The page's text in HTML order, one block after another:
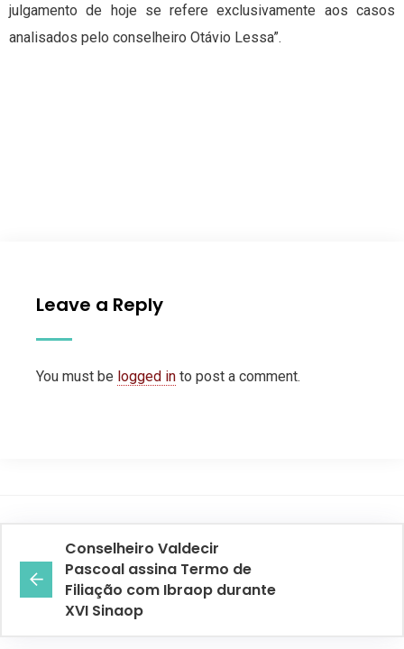
julgamento de hoje se refere exclusivamente aos casos
analisados pelo conselheiro Otávio Lessa”.
Leave a Reply
You must be logged in to post a comment.
Conselheiro Valdecir
Pascoal assina Termo de
Filiação com Ibraop durante
XVI Sinaop